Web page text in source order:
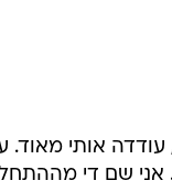
עודדה אותי מאוד.
רצינית. אני שם די